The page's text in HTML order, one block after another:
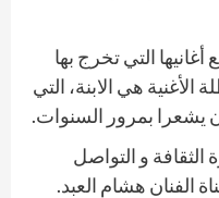
التي تخرج بها
هي الابنة، التي
يشعرا بمرور السنوات.
الثقافة و التواصل
الفنان هشام العبد.